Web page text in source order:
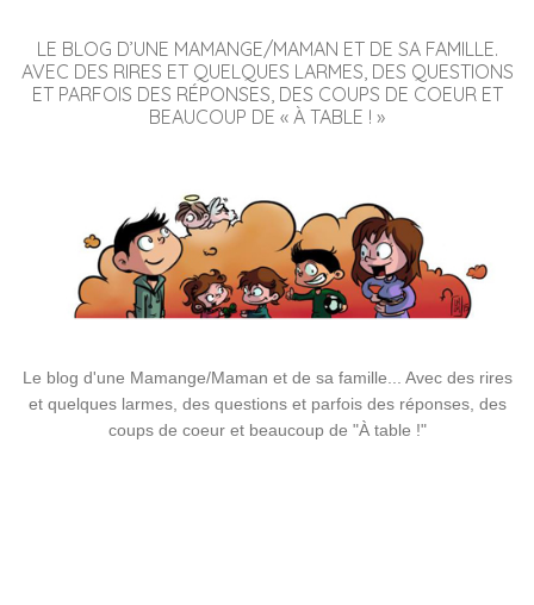
LE BLOG D’UNE MAMANGE/MAMAN ET DE SA FAMILLE.
AVEC DES RIRES ET QUELQUES LARMES, DES QUESTIONS
ET PARFOIS DES RÉPONSES, DES COUPS DE COEUR ET
BEAUCOUP DE « À TABLE ! »
Le blog d'une Mamange/Maman et de sa famille... Avec des rires
et quelques larmes, des questions et parfois des réponses, des
coups de coeur et beaucoup de "À table !"